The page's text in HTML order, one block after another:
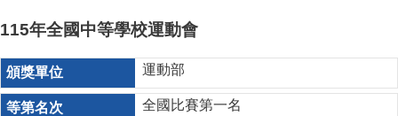
115年全國中等學校運動會
運動部
全國比賽第一名